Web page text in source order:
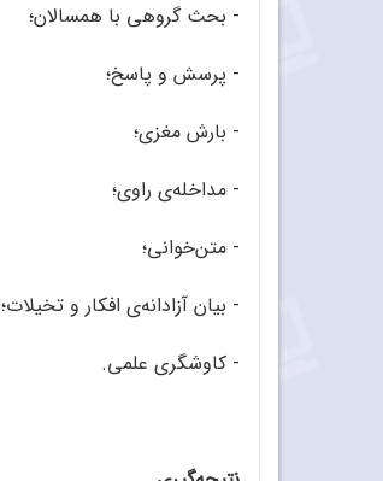
- بحث گروهی با همسالان؛
- پرسش و پاسخ؛
- بارش مغزی؛
- مداخله‌ی راوی؛
- متن‌خوانی؛
- بیان آزادانه‌ی افکار و تخیلات؛
- کاوشگری علمی.